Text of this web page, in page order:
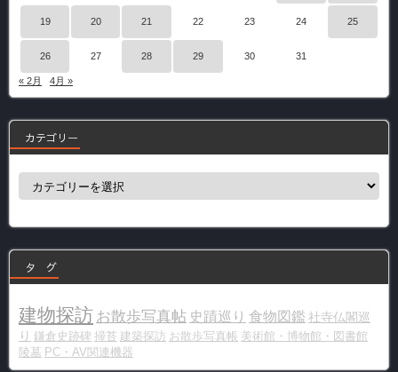
19 20 21 22 23 24 25
26 27 28 29 30 31
« 2月 4月 »
カテゴリー
カ
ー
タ グ
建物探訪 お散歩写真帖 史蹟巡り 食物図鑑 社寺仏閣巡
り 鎌倉史跡碑 掃苔 建築探訪 お散歩写真帳 美術館・博物館・図書館
陵墓 PC・AV関連機器